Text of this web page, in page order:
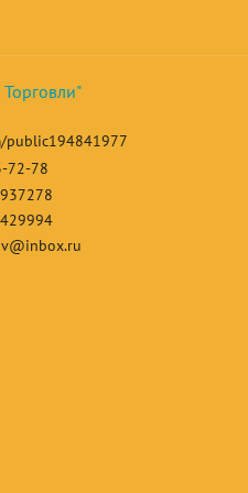
public194841977
72-78